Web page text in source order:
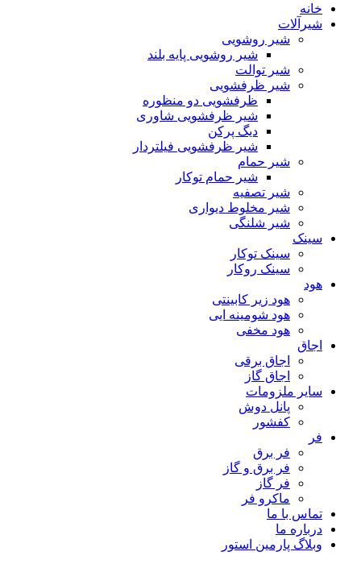
خانه
شیرآلات
شیر روشویی
شیر روشویی پایه بلند
شیر توالت
شیر ظرفشویی
ظرفشویی دو منظوره
شیر ظرفشویی شاوری
دیگ پرکن
شیر ظرفشویی فیلتردار
شیر حمام
شیر حمام توکار
شیر تصفیه
شیر مخلوط دیواری
شیر شلنگی
سینک
سینک توکار
سینک روکار
هود
هود زیر كابینتی
هود شومینه ایی
هود مخفى
اجاق
اجاق برقى
اجاق گاز
سایر ملزومات
پانل دوش
کفشور
فر
فر برق
فر برق و گاز
فر گاز
ماكرو فر
تماس با ما
درباره ما
وبلاگ پارمین استور